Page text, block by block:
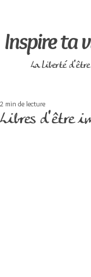
Inspire ta
La liberté
Libres d'être
2 min de lecture